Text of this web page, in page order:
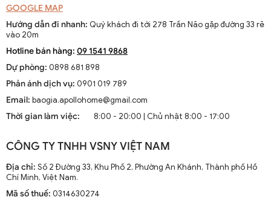
GOOGLE MAP
Hướng dẫn đi nhanh: Quý khách đi tới 278 Trần Não gặp đường 33 rẽ
vào 20m
Hotline bán hàng: 09 1541 9868
Dự phòng: 0898 681 898
Phản ánh dịch vụ: 0901 019 789
Email: baogia.apollohome@gmail.com
Thời gian làm việc:
8:00 - 20:00 | Chủ nhật 8:00 - 17:00
CÔNG TY TNHH VSNY VIỆT NAM
Địa chỉ: Số 2 Đường 33, Khu Phố 2, Phường An Khánh, Thành phố Hồ
Chí Minh, Việt Nam.
Mã số thuế: 0314630274